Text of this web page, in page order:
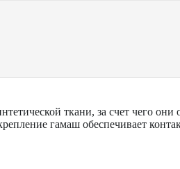
ткани, за счет чего
гамаш обеспечивает